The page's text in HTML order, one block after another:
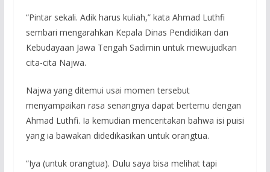
“Pintar sekali. Adik harus kuliah,” kata Ahmad Luthfi
sembari mengarahkan Kepala Dinas Pendidikan dan
Kebudayaan Jawa Tengah Sadimin untuk mewujudkan
cita-cita Najwa.
Najwa yang ditemui usai momen tersebut
menyampaikan rasa senangnya dapat bertemu dengan
Ahmad Luthfi. Ia kemudian menceritakan bahwa isi puisi
yang ia bawakan didedikasikan untuk orangtua.
“Iya (untuk orangtua). Dulu saya bisa melihat tapi